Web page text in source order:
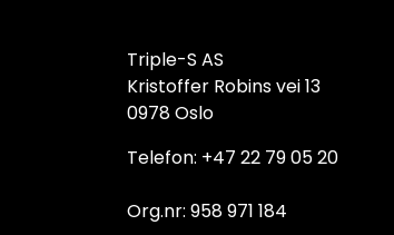
Triple-S AS
Kristoffer Robins vei 13
0978 Oslo
Telefon: +47 22 79 05 20
Org.nr: 958 971 184